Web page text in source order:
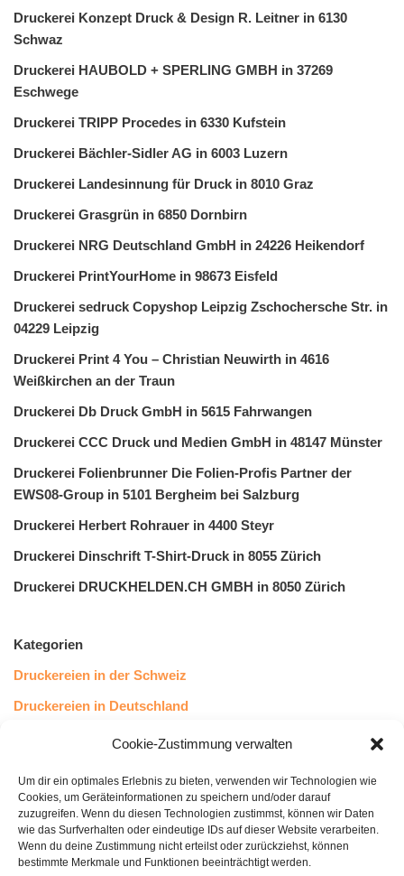
Cookie-Zustimmung verwalten
Um dir ein optimales Erlebnis zu bieten, verwenden wir Technologien wie
Cookies, um Geräteinformationen zu speichern und/oder darauf
zuzugreifen. Wenn du diesen Technologien zustimmst, können wir Daten
wie das Surfverhalten oder eindeutige IDs auf dieser Website verarbeiten.
Wenn du deine Zustimmung nicht erteilst oder zurückziehst, können
bestimmte Merkmale und Funktionen beeinträchtigt werden.
Druckerei Konzept Druck & Design R. Leitner in 6130
Schwaz
Druckerei HAUBOLD + SPERLING GMBH in 37269
Eschwege
Druckerei TRIPP Procedes in 6330 Kufstein
Druckerei Bächler-Sidler AG in 6003 Luzern
Druckerei Landesinnung für Druck in 8010 Graz
Druckerei Grasgrün in 6850 Dornbirn
Druckerei NRG Deutschland GmbH in 24226 Heikendorf
Druckerei PrintYourHome in 98673 Eisfeld
Druckerei sedruck Copyshop Leipzig Zschochersche Str. in
04229 Leipzig
Druckerei Print 4 You – Christian Neuwirth in 4616
Weißkirchen an der Traun
Druckerei Db Druck GmbH in 5615 Fahrwangen
Druckerei CCC Druck und Medien GmbH in 48147 Münster
Druckerei Folienbrunner Die Folien-Profis Partner der
EWS08-Group in 5101 Bergheim bei Salzburg
Druckerei Herbert Rohrauer in 4400 Steyr
Druckerei Dinschrift T-Shirt-Druck in 8055 Zürich
Druckerei DRUCKHELDEN.CH GMBH in 8050 Zürich
Kategorien
Druckereien in der Schweiz
Druckereien in Deutschland
Druckereien in Österreich
Kundenstimmen